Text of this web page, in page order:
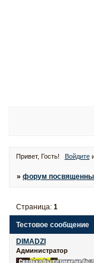
Привет, Гость! Войдите
»форум
Тестовое сообщение
Страница:1
DIMADZI
Администратор